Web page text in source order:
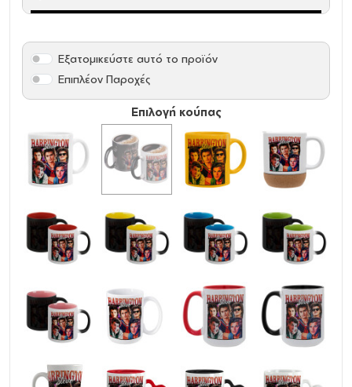
Επιλογή κούπας
Εξατομικεύστε αυτό το προϊόν
Επιπλέον Παροχές